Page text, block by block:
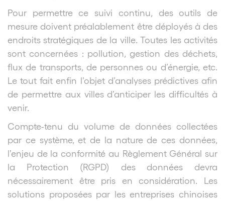
Pour permettre ce suivi continu, des outils de
mesure doivent préalablement être déployés à des
endroits stratégiques de la ville. Toutes les activités
sont concernées : pollution, gestion des déchets,
flux de transports, de personnes ou d’énergie, etc.
Le tout fait enfin l’objet d’analyses prédictives afin
de permettre aux villes d’anticiper les difficultés à
venir.
Compte-tenu du volume de données collectées
par ce système, et de la nature de ces données,
l’enjeu de la conformité au Règlement Général sur
la Protection (RGPD) des données devra
nécessairement être pris en considération. Les
solutions proposées par les entreprises chinoises